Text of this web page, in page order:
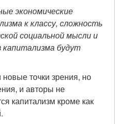
экономические
к классу, сложность
социальной мысли и
капитализма будут
точки зрения, но
и авторы не
капитализм кроме как